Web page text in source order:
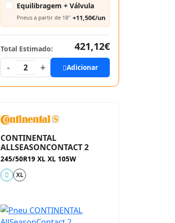
Equilibragem + Válvula
Pneus a partir de 18" +11,50€/un
Total Estimado:
421,12€
-
2 + Adicionar
CONTINENTAL
ALLSEASONCONTACT 2
245/50R19 XL XL 105W
XL